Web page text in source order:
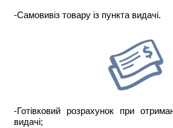
-Самовивіз товару із пункта видачі.
-Готівковий розрахунок при
видачі;